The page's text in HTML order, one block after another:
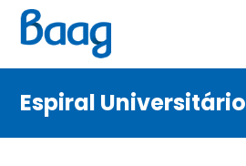
Espiral Universitário